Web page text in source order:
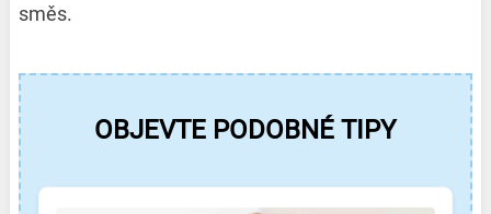
směs.
OBJEVTE PODOBNÉ TIPY